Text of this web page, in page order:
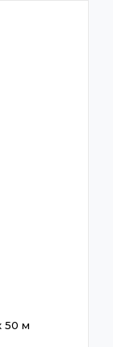
50 м